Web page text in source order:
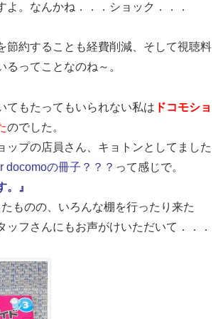
よ。なんかね．．．ショック．．．
節約することも経費削減、そして視聴料
るってことなのね～。
てもたってもいられない私は ドコモショ
のでした。
ップの店員さん、キョトンとしてました
docomoの冊子？？？ って感じで。
。』
ものの、いろんな棚を行ったり来た
ッフさんにもお声がけいただいて．．．